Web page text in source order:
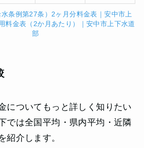
条例第27条）2ヶ月分料金表｜安中市上
料金表（2か月あたり）｜安中市上下水道
部
についてもっと詳しく知りたい
では全国平均・県内平均・近隣
紹介します。